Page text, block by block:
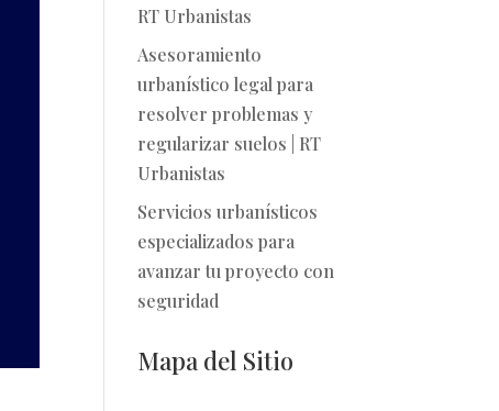
RT Urbanistas
Asesoramiento
urbanístico legal para
resolver problemas y
regularizar suelos | RT
Urbanistas
Servicios urbanísticos
especializados para
avanzar tu proyecto con
seguridad
Mapa del Sitio